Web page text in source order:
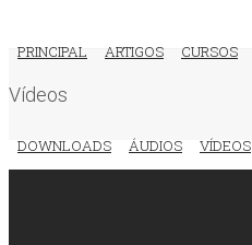
PRINCIPAL ARTIGOS CURSOS
DOWNLOADS ÁUDIOS VÍDEOS
Vídeos